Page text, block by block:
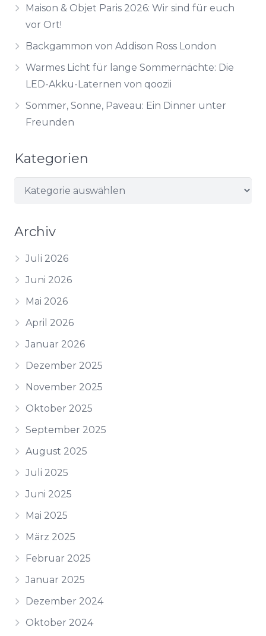
Maison & Objet Paris 2026: Wir sind für euch
vor Ort!
Backgammon von Addison Ross London
Warmes Licht für lange Sommernächte: Die
LED-Akku-Laternen von qoozii
Sommer, Sonne, Paveau: Ein Dinner unter
Freunden
Kategorien
Kategorien
Archiv
Juli 2026
Juni 2026
Mai 2026
April 2026
Januar 2026
Dezember 2025
November 2025
Oktober 2025
September 2025
August 2025
Juli 2025
Juni 2025
Mai 2025
März 2025
Februar 2025
Januar 2025
Dezember 2024
Oktober 2024